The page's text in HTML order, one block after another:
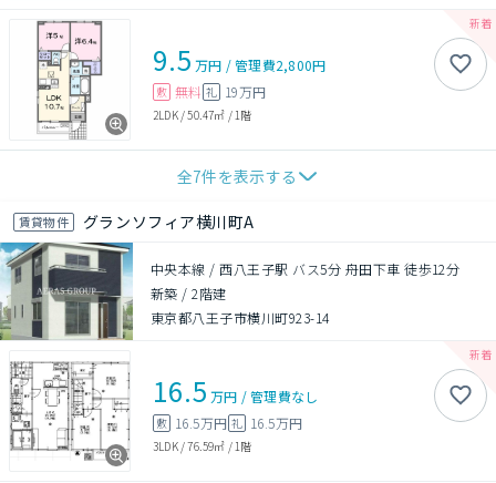
9.5 万円 /管理費2,800円
敷 無料 礼 19万円
2LDK/50.47㎡ / 1階
全7件を表示する
賃貸物件 グランソフィア横川町A
中央本線 / 西八王子駅 バス5分 舟田下車 徒歩12分
新築 /2階建
東京都八王子市横川町923-14
16.5 万円 /管理費なし
敷 16.5万円 礼 16.5万円
3LDK/76.59㎡ / 1階